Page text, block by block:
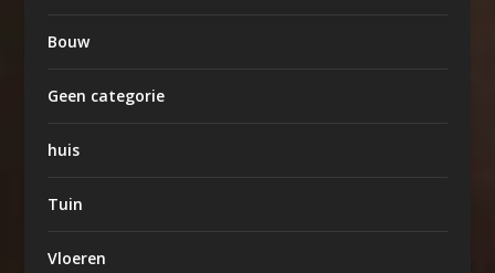
Bouw
Geen categorie
huis
Tuin
Vloeren